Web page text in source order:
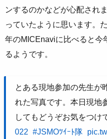
ンするのかなどが心配され
っていたように思います。
年のMICEnaviに比べると今
るようです。
とある現地参加の先生が
れた写真です。本日現地
してもどうぞお気をつけ
022 #JSMOﾂｲｰﾄ隊